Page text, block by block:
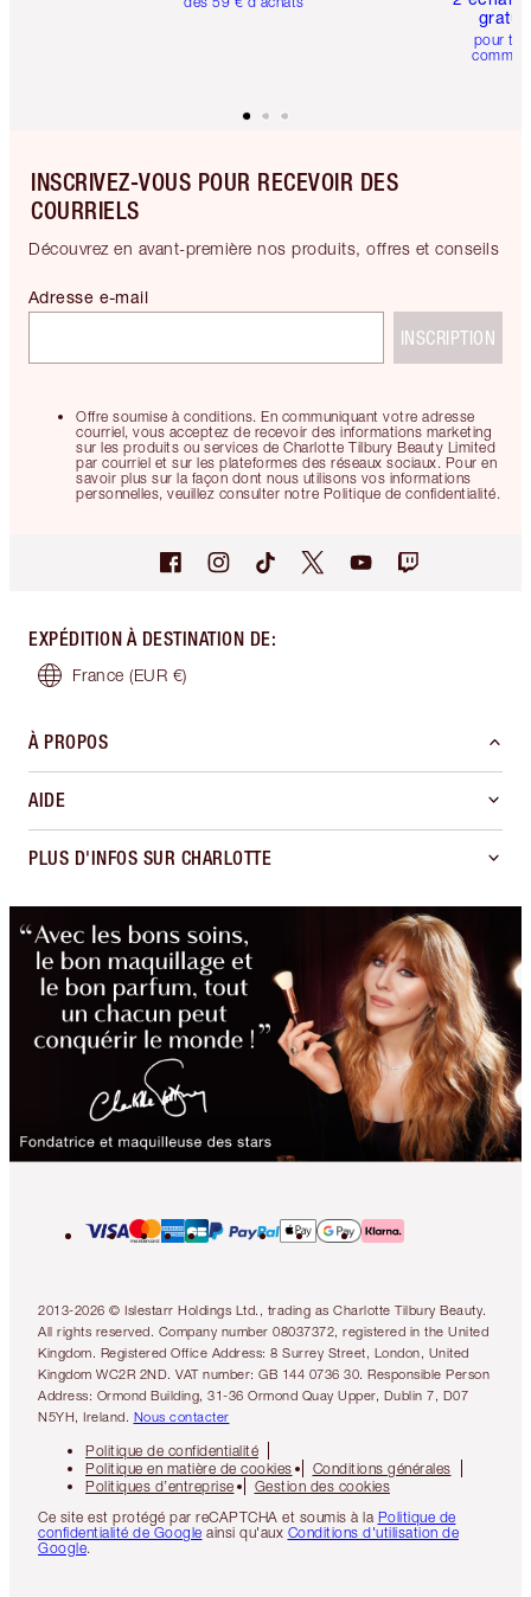
pour
INSCRIVEZ-VOUS POUR RECEVOIR DES
COURRIELS
Découvrez en avant-première nos produits, offres et conseils
Offre soumise à conditions. En communiquant votre adresse
courriel, vous acceptez de recevoir des informations marketing
sur les produits ou services de Charlotte Tilbury Beauty Limited
par courriel et sur les plateformes des réseaux sociaux. Pour en
savoir plus sur la façon dont nous utilisons vos informations
personnelles, veuillez consulter notre Politique de confidentialité.
Adresse e-mail
INSCRIPTION
EXPÉDITION À DESTINATION DE:
France (EUR €)
À PROPOS
AIDE
PLUS D'INFOS SUR CHARLOTTE
2013-2026 © Islestarr Holdings Ltd., trading as Charlotte Tilbury Beauty.
All rights reserved. Company number 08037372, registered in the United
Kingdom. Registered Office Address: 8 Surrey Street, London, United
Kingdom WC2R 2ND. VAT number: GB 144 0736 30. Responsible Person
Address: Ormond Building, 31-36 Ormond Quay Upper, Dublin 7, D07
N5YH, Ireland. Nous contacter
Politique de confidentialité
Politique en matière de cookies
Conditions générales
Politiques d’entreprise
Gestion des cookies
Ce site est protégé par reCAPTCHA et soumis à la Politique de
confidentialité de Google ainsi qu'aux Conditions d'utilisation de
Google.